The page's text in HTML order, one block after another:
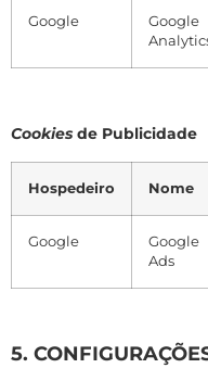
Google
Google
Cookies de Publicidade
Hospedeiro Nome
Google
Google
Ads
5.